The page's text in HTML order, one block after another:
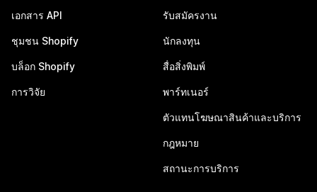
เอกสาร API
ชุมชน Shopify
บล็อก Shopify
การวิจัย
รับสมัครงาน
นักลงทุน
สื่อสิ่งพิมพ์
พาร์ทเนอร์
ตัวแทนโฆษณาสินค้าและบริการ
กฎหมาย
สถานะการบริการ